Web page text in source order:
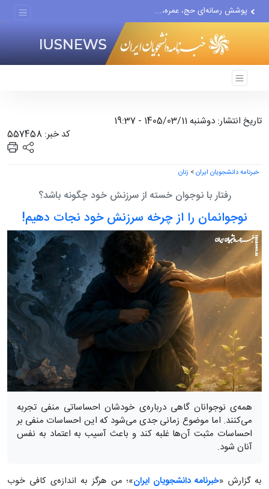
هیچ واحد تولیدی در تهران...
گزارش رسانه آمریکایی از...
تاریخ انتشار: دوشنبه 1405/03/11 - 19:37
کد خبر: 557458
خبرنامه دانشجویان ایران> زنان
رفتار با نوجوان خسته از سرزنش خود چگونه باشد؟
نوجوانمان را از چرخه سرزنش خود نجات دهیم!
همه‌ی نوجوانان گاهی درباره‌ی خودشان احساساتی منفی تجربه
می‌کنند. اما موضوع زمانی جدی می‌شود که این احساسات منفی بر
احساسات مثبت آن‌ها غلبه کند و باعث آسیب به اعتماد به نفس
آنان شود.
به گزارش «خبرنامه دانشجویان ایران»؛ من هرگز به اندازه‌ی کافی خوب